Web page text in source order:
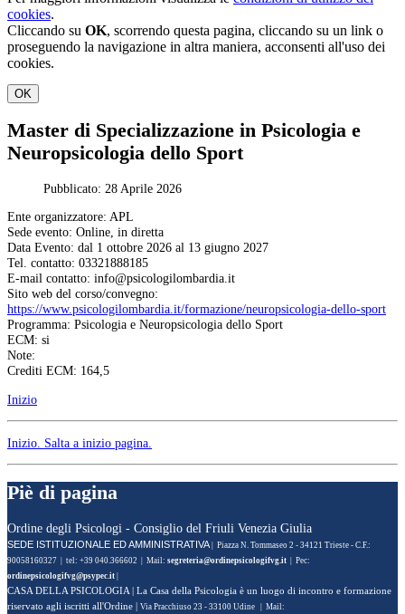
cookies.
Cliccando su OK, scorrendo questa pagina, cliccando su un link o
proseguendo la navigazione in altra maniera, acconsenti all'uso dei
cookies.
OK
Master di Specializzazione in Psicologia e
Neuropsicologia dello Sport
Pubblicato: 28 Aprile 2026
Ente organizzatore: APL
Sede evento: Online, in diretta
Data Evento: dal 1 ottobre 2026 al 13 giugno 2027
Tel. contatto: 03321888185
E-mail contatto:
Sito web del corso/convegno:
https://www.psicologilombardia.it/formazione/neuropsicologia-dello-sport
Programma: Psicologia e Neuropsicologia dello Sport
ECM: si
Note:
Crediti ECM: 164,5
Inizio
Inizio . Salta a inizio pagina.
Piè di pagina
Ordine degli Psicologi - Consiglio del Friuli Venezia Giulia
SEDE ISTITUZIONALE ED AMMINISTRATIVA
| Piazza N. Tommaseo 2 - 34121 Trieste - C.F.:
90058160327 | tel: +39 040.366602 | Mail:
| Pec:
CASA DELLA PSICOLOGIA| La Casa della Psicologia è un luogo di incontro e formazione
riservato agli iscritti all'Ordine |
Via Pracchiuso 23 - 33100 Udine | Mail: